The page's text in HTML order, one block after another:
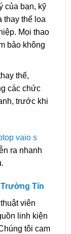
của bạn, kỹ
thay thế loa
Mọi thao
bảo không
thế,
các chức
trước khi
vaio s
ra nhanh
Tín
viên
linh kiện
tôi cam